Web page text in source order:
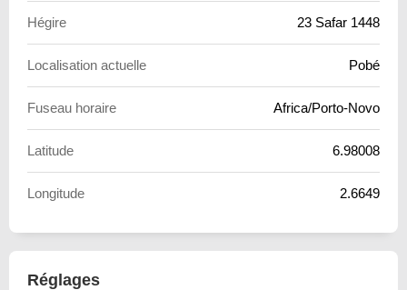
Hégire 23 Safar 1448
Localisation actuelle Pobé
Fuseau horaire Africa/Porto-Novo
Latitude 6.98008
Longitude 2.6649
Réglages